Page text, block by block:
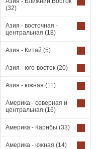
(32)
Азия - восточная -
центральная (18)
Азия - Китай (5)
Азия - юго-восток (20)
Азия - южная (11)
Америка - северная и
центральная (16)
Америка - Карибы (33)
Америка - южная (14)